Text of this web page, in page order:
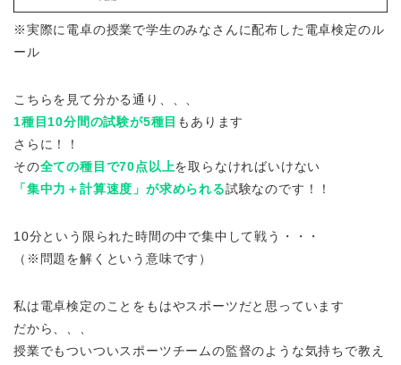
※実際に電卓の授業で学生のみなさんに配布した電卓検定のル
ール
こちらを見て分かる通り、、、
1種目10分間の試験が5種目 もあります
さらに！！
その全ての種目で70点以上を取らなければいけない
「集中力＋計算速度」が求められる試験なのです！！
10分という限られた時間の中で集中して戦う
・・・
（※問題を解くという意味です）
私は電卓検定のことをもはやスポーツだと思っています
だから、、、
授業でもついついスポーツチームの監督のような気持ちで教え